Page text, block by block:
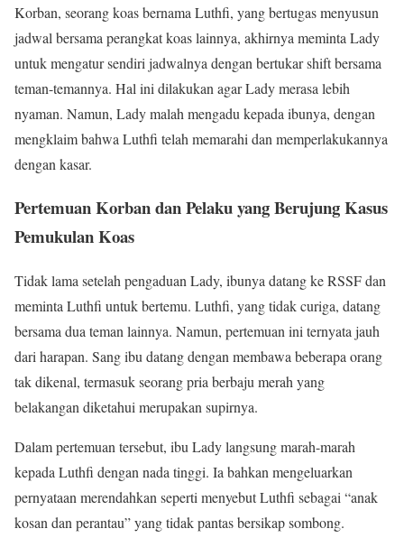
Korban, seorang koas bernama Luthfi, yang bertugas menyusun
jadwal bersama perangkat koas lainnya, akhirnya meminta Lady
untuk mengatur sendiri jadwalnya dengan bertukar shift bersama
teman-temannya. Hal ini dilakukan agar Lady merasa lebih
nyaman. Namun, Lady malah mengadu kepada ibunya, dengan
mengklaim bahwa Luthfi telah memarahi dan memperlakukannya
dengan kasar.
Pertemuan Korban dan Pelaku yang Berujung Kasus
Pemukulan Koas
Tidak lama setelah pengaduan Lady, ibunya datang ke RSSF dan
meminta Luthfi untuk bertemu. Luthfi, yang tidak curiga, datang
bersama dua teman lainnya. Namun, pertemuan ini ternyata jauh
dari harapan. Sang ibu datang dengan membawa beberapa orang
tak dikenal, termasuk seorang pria berbaju merah yang
belakangan diketahui merupakan supirnya.
Dalam pertemuan tersebut, ibu Lady langsung marah-marah
kepada Luthfi dengan nada tinggi. Ia bahkan mengeluarkan
pernyataan merendahkan seperti menyebut Luthfi sebagai “anak
kosan dan perantau” yang tidak pantas bersikap sombong.